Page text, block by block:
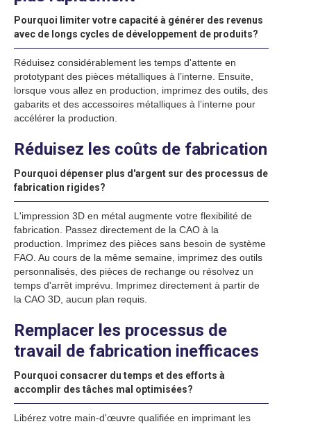
Pourquoi limiter votre capacité à générer des revenus
avec de longs cycles de développement de produits?
Réduisez considérablement les temps d'attente en
prototypant des pièces métalliques à l’interne. Ensuite,
lorsque vous allez en production, imprimez des outils, des
gabarits et des accessoires métalliques à l’interne pour
accélérer la production.
Réduisez les coûts de fabrication
Pourquoi dépenser plus d'argent sur des processus de
fabrication rigides?
L'impression 3D en métal augmente votre flexibilité de
fabrication. Passez directement de la CAO à la
production. Imprimez des pièces sans besoin de système
FAO. Au cours de la même semaine, imprimez des outils
personnalisés, des pièces de rechange ou résolvez un
temps d'arrêt imprévu. Imprimez directement à partir de
la CAO 3D, aucun plan requis.
Remplacer les processus de
travail de fabrication inefficaces
Pourquoi consacrer du temps et des efforts à
accomplir des tâches mal optimisées?
Libérez votre main-d'œuvre qualifiée en imprimant les